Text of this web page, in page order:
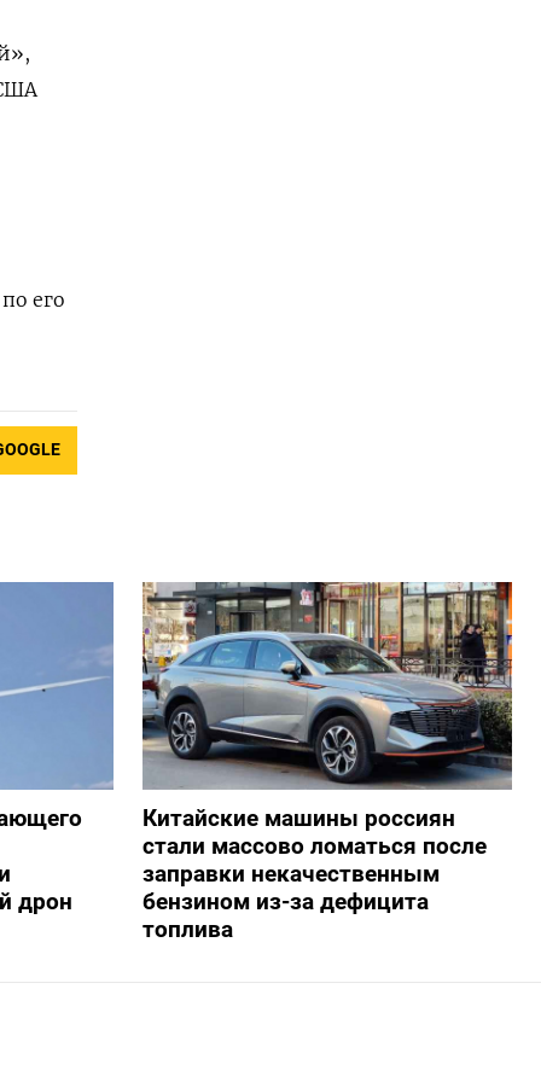
его
дрон
Китайские машины россиян
стали массово ломаться после
заправки некачественным
бензином из-за дефицита
топлива